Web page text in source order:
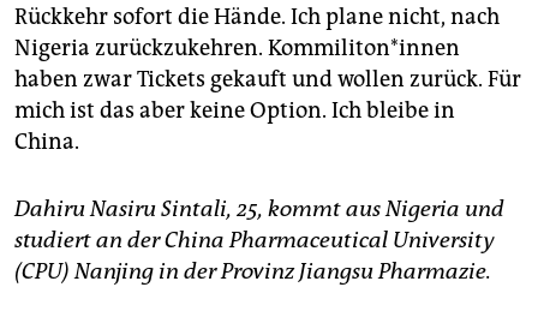
Rückkehr sofort die Hände. Ich plane nicht, nach
Nigeria zurückzukehren. Kommiliton*innen
haben zwar Tickets gekauft und wollen zurück. Für
mich ist das aber keine Option. Ich bleibe in
China.
Dahiru Nasiru Sintali, 25, kommt aus Nigeria und
studiert an der China Pharmaceutical University
(CPU) Nanjing in der Provinz Jiangsu Pharmazie.